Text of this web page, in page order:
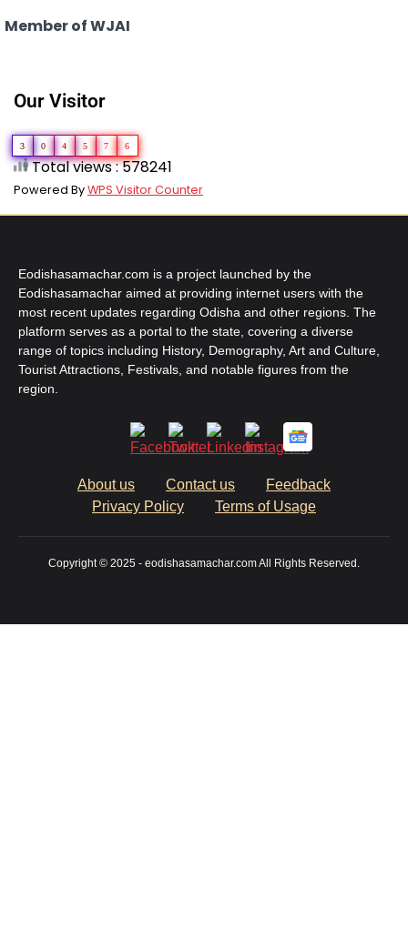
Member of WJAI
Our Visitor
3 0 4 5 7 6
Total views : 578241
Powered ByWPS Visitor Counter
Eodishasamachar.com is a project launched by the
Eodishasamachar aimed at providing internet users with the
most recent updates regarding Odisha and other regions. The
platform serves as a portal to the state, covering a diverse
range of topics including History, Demography, Art and Culture,
Tourist Attractions, Festivals, and notable figures from the
region.
About us Contact us
Feedback
Privacy Policy
Terms of Usage
Copyright © 2025 - eodishasamachar.com All Rights Reserved.